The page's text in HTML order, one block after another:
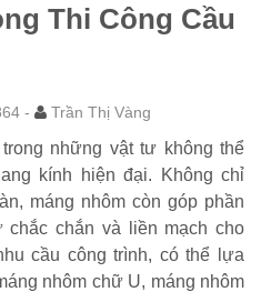
Thi Công Cầu
- Trần Thị Vàng
những vật tư không thể
kính hiện đại. Không chỉ
máng nhôm còn góp phần
chắc chắn và liền mạch cho
cầu công trình, có thể lựa
nhôm chữ U, máng nhôm